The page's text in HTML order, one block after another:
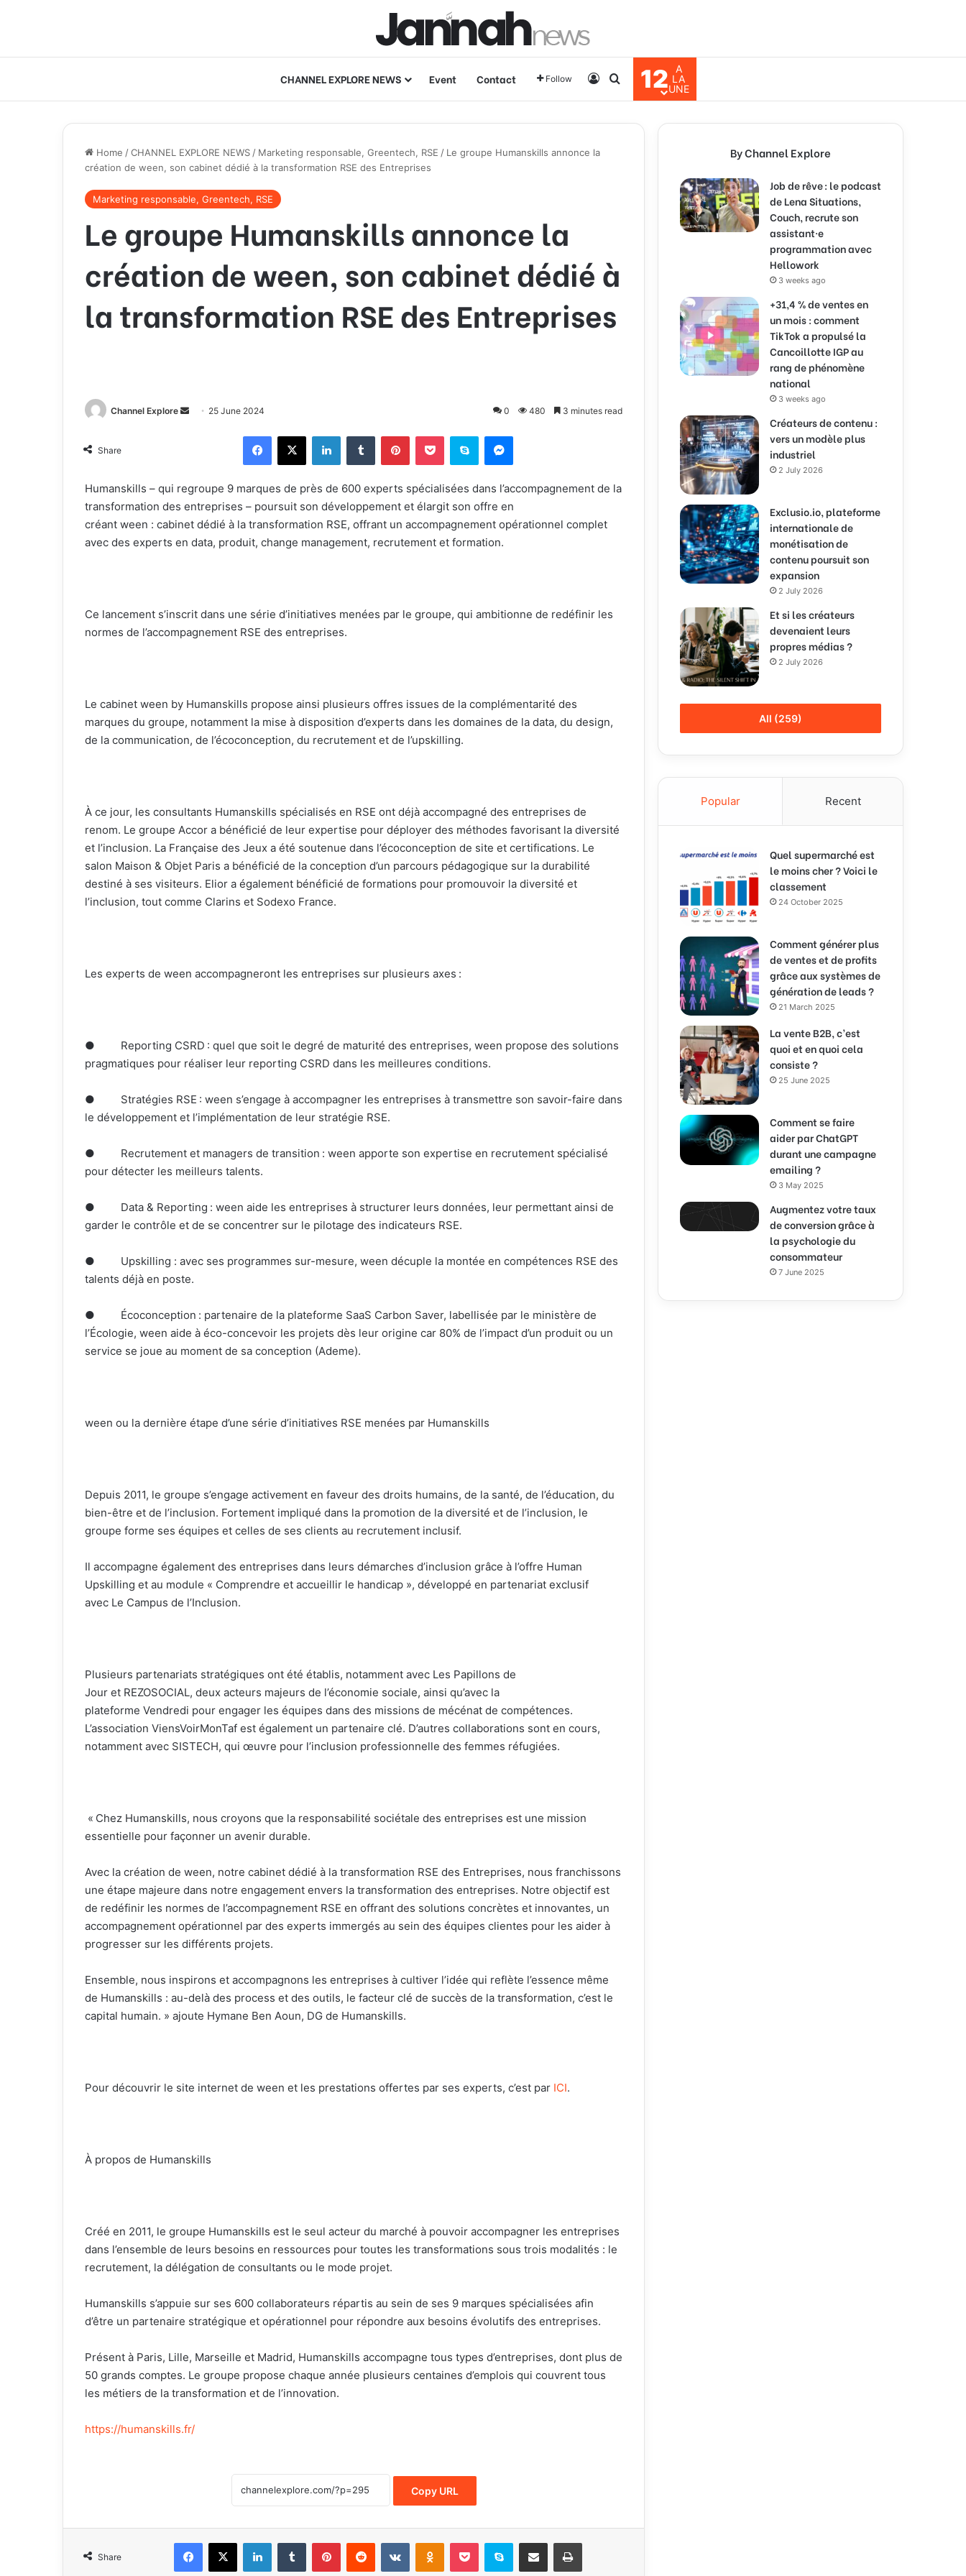
CHANNEL EXPLORE NEWS Event Contact Follow Log InSearch for
12
A
LA
UNE
Home /CHANNEL EXPLORE NEWS / Marketing responsable, Greentech, RSE / Le groupe Humanskills annonce la
création de ween, son cabinet dédié à la transformation RSE des Entreprises
Marketing responsable, Greentech, RSE
Le groupe Humanskills annonce la
création de ween, son cabinet dédié à
la transformation RSE des Entreprises
Channel Explore
n
m
a
25 June 2024 0 480 3 minutes read
Share
Humanskills – qui regroupe 9 marques de près de 600 experts spécialisées dans l’accompagnement de la
transformation des entreprises – poursuit son développement et élargit son offre en
créant ween : cabinet dédié à la transformation RSE, offrant un accompagnement opérationnel complet
avec des experts en data, produit, change management, recrutement et formation.
Ce lancement s’inscrit dans une série d’initiatives menées par le groupe, qui ambitionne de redéfinir les
normes de l’accompagnement RSE des entreprises.
Le cabinet ween by Humanskills propose ainsi plusieurs offres issues de la complémentarité des
marques du groupe, notamment la mise à disposition d’experts dans les domaines de la data, du design,
de la communication, de l’écoconception, du recrutement et de l’upskilling.
À ce jour, les consultants Humanskills spécialisés en RSE ont déjà accompagné des entreprises de
renom. Le groupe Accor a bénéficié de leur expertise pour déployer des méthodes favorisant la diversité
et l’inclusion. La Française des Jeux a été soutenue dans l’écoconception de site et certifications. Le
salon Maison & Objet Paris a bénéficié de la conception d’un parcours pédagogique sur la durabilité
destiné à ses visiteurs. Elior a également bénéficié de formations pour promouvoir la diversité et
l’inclusion, tout comme Clarins et Sodexo France.
Les experts de ween accompagneront les entreprises sur plusieurs axes :
● Reporting CSRD : quel que soit le degré de maturité des entreprises, ween propose des solutions
pragmatiques pour réaliser leur reporting CSRD dans les meilleures conditions.
● Stratégies RSE : ween s’engage à accompagner les entreprises à transmettre son savoir-faire dans
le développement et l’implémentation de leur stratégie RSE.
● Recrutement et managers de transition : ween apporte son expertise en recrutement spécialisé
pour détecter les meilleurs talents.
● Data & Reporting : ween aide les entreprises à structurer leurs données, leur permettant ainsi de
garder le contrôle et de se concentrer sur le pilotage des indicateurs RSE.
● Upskilling : avec ses programmes sur-mesure, ween décuple la montée en compétences RSE des
talents déjà en poste.
● Écoconception : partenaire de la plateforme SaaS Carbon Saver, labellisée par le ministère de
l’Écologie, ween aide à éco-concevoir les projets dès leur origine car 80% de l’impact d’un produit ou un
service se joue au moment de sa conception (Ademe).
ween ou la dernière étape d’une série d’initiatives RSE menées par Humanskills
Depuis 2011, le groupe s’engage activement en faveur des droits humains, de la santé, de l’éducation, du
bien-être et de l’inclusion. Fortement impliqué dans la promotion de la diversité et de l’inclusion, le
groupe forme ses équipes et celles de ses clients au recrutement inclusif.
Il accompagne également des entreprises dans leurs démarches d’inclusion grâce à l’offre Human
Upskilling et au module « Comprendre et accueillir le handicap », développé en partenariat exclusif
avec Le Campus de l’Inclusion.
Plusieurs partenariats stratégiques ont été établis, notamment avec Les Papillons de
Jour et REZOSOCIAL, deux acteurs majeurs de l’économie sociale, ainsi qu’avec la
plateforme Vendredi pour engager les équipes dans des missions de mécénat de compétences.
L’association ViensVoirMonTaf est également un partenaire clé. D’autres collaborations sont en cours,
notamment avec SISTECH, qui œuvre pour l’inclusion professionnelle des femmes réfugiées.
« Chez Humanskills, nous croyons que la responsabilité sociétale des entreprises est une mission
essentielle pour façonner un avenir durable.
Avec la création de ween, notre cabinet dédié à la transformation RSE des Entreprises, nous franchissons
une étape majeure dans notre engagement envers la transformation des entreprises. Notre objectif est
de redéfinir les normes de l’accompagnement RSE en offrant des solutions concrètes et innovantes, un
accompagnement opérationnel par des experts immergés au sein des équipes clientes pour les aider à
progresser sur les différents projets.
Ensemble, nous inspirons et accompagnons les entreprises à cultiver l’idée qui reflète l’essence même
de Humanskills : au-delà des process et des outils, le facteur clé de succès de la transformation, c’est le
capital humain. » ajoute Hymane Ben Aoun, DG de Humanskills.
Pour découvrir le site internet de ween et les prestations offertes par ses experts, c’est par ICI.
À propos de Humanskills
Créé en 2011, le groupe Humanskills est le seul acteur du marché à pouvoir accompagner les entreprises
dans l’ensemble de leurs besoins en ressources pour toutes les transformations sous trois modalités : le
recrutement, la délégation de consultants ou le mode projet.
Humanskills s’appuie sur ses 600 collaborateurs répartis au sein de ses 9 marques spécialisées afin
d’être un partenaire stratégique et opérationnel pour répondre aux besoins évolutifs des entreprises.
Présent à Paris, Lille, Marseille et Madrid, Humanskills accompagne tous types d’entreprises, dont plus de
50 grands comptes. Le groupe propose chaque année plusieurs centaines d’emplois qui couvrent tous
les métiers de la transformation et de l’innovation.
https://humanskills.fr/
Copy URL
Share
By Channel Explore
Job de rêve : le podcast
de Lena Situations,
Couch, recrute son
assistant·e
programmation avec
Hellowork
3 weeks ago
+31,4 % de ventes en
un mois : comment
TikTok a propulsé la
Cancoillotte IGP au
rang de phénomène
national
3 weeks ago
Créateurs de contenu :
vers un modèle plus
industriel
2 July 2026
Exclusio.io, plateforme
internationale de
monétisation de
contenu poursuit son
expansion
2 July 2026
Et si les créateurs
devenaient leurs
propres médias ?
2 July 2026
All (259)
Popular Recent
Quel supermarché est
le moins cher ? Voici le
classement
24 October 2025
Comment générer plus
de ventes et de profits
grâce aux systèmes de
génération de leads ?
21 March 2025
La vente B2B, c’est
quoi et en quoi cela
consiste ?
25 June 2025
Comment se faire
aider par ChatGPT
durant une campagne
emailing ?
3 May 2025
Augmentez votre taux
de conversion grâce à
la psychologie du
consommateur
7 June 2025